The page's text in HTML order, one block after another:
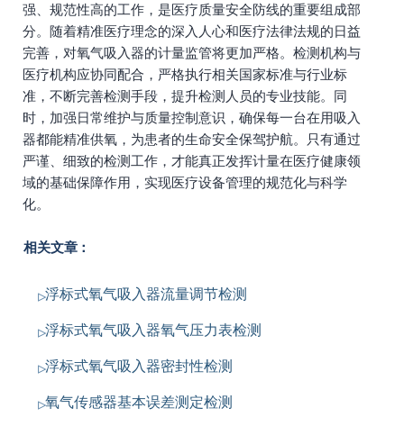
强、规范性高的工作，是医疗质量安全防线的重要组成部
分。随着精准医疗理念的深入人心和医疗法律法规的日益
完善，对氧气吸入器的计量监管将更加严格。检测机构与
医疗机构应协同配合，严格执行相关国家标准与行业标
准，不断完善检测手段，提升检测人员的专业技能。同
时，加强日常维护与质量控制意识，确保每一台在用吸入
器都能精准供氧，为患者的生命安全保驾护航。只有通过
严谨、细致的检测工作，才能真正发挥计量在医疗健康领
域的基础保障作用，实现医疗设备管理的规范化与科学
化。
相关文章：
浮标式氧气吸入器流量调节检测
浮标式氧气吸入器氧气压力表检测
浮标式氧气吸入器密封性检测
氧气传感器基本误差测定检测